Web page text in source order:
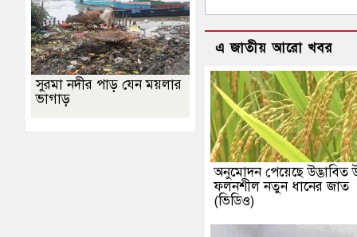
এ জাতীয় আরো খবর
অনুমোদন পেয়েছে উদ্ভাবিত
ফলনশীল নতুন ধানের জাত
(ভিডিও)
সুরমা নদীর পাড় যেন ময়লার
ভাগাড়